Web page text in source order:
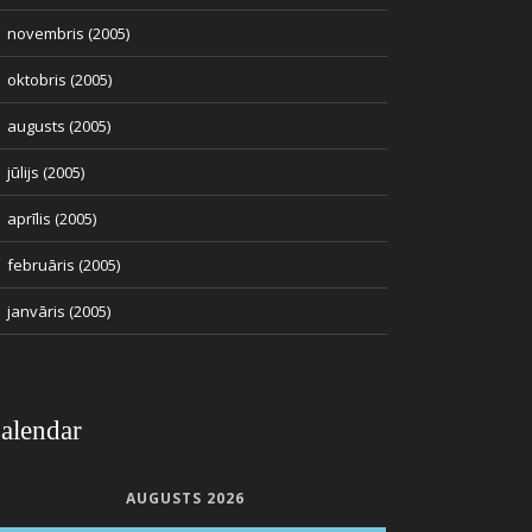
novembris (2005)
oktobris (2005)
augusts (2005)
jūlijs (2005)
aprīlis (2005)
februāris (2005)
janvāris (2005)
AUGUSTS 2026